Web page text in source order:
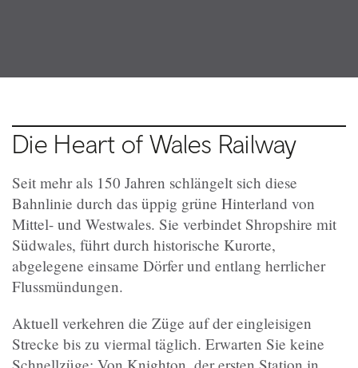
Die Heart of Wales Railway
Seit mehr als 150 Jahren schlängelt sich diese
Bahnlinie durch das üppig grüne Hinterland von
Mittel- und Westwales. Sie verbindet Shropshire mit
Südwales, führt durch historische Kurorte,
abgelegene einsame Dörfer und entlang herrlicher
Flussmündungen.
Aktuell verkehren die Züge auf der eingleisigen
Strecke bis zu viermal täglich. Erwarten Sie keine